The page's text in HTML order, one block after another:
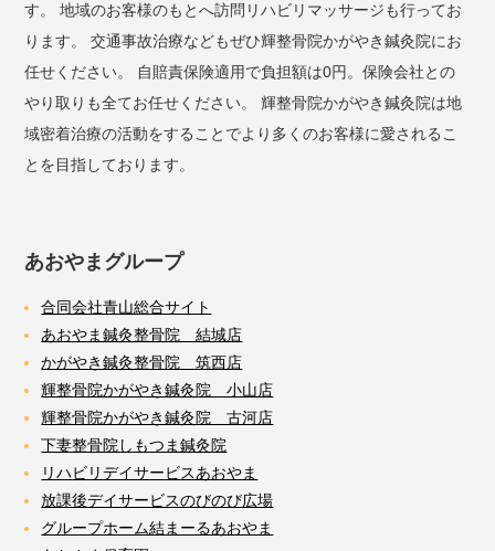
す。 地域のお客様のもとへ訪問リハビリマッサージも行ってお
ります。 交通事故治療などもぜひ輝整骨院かがやき鍼灸院にお
任せください。 自賠責保険適用で負担額は0円。保険会社との
やり取りも全てお任せください。 輝整骨院かがやき鍼灸院は地
域密着治療の活動をすることでより多くのお客様に愛されるこ
とを目指しております。
あおやまグループ
合同会社青山総合サイト
あおやま鍼灸整骨院 結城店
かがやき鍼灸整骨院 筑西店
輝整骨院かがやき鍼灸院 小山店
輝整骨院かがやき鍼灸院 古河店
下妻整骨院しもつま鍼灸院
リハビリデイサービスあおやま
放課後デイサービスのびのび広場
グループホーム結まーるあおやま